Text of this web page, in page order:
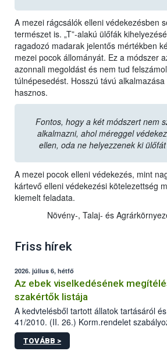
A mezei rágcsálók elleni védekezésben
természet is. „T”-alakú ülőfák
ragadozó madarak jelentős mértékben
mezei pocok állományát. Ez a módszer
azonnali megoldást és nem tud
túlnépesedést. Hosszú távú
hasznos.
Fontos, hogy a két módszert nem
alkalmazni, ahol méreggel
ellen, oda ne helyezzenek ki
A mezei pocok elleni védekezés, mint
kártevő elleni védekezési kötelezettség
kiemelt feladata.
Növény-, Talaj- és
Friss hírek
2026. július 6, hétfő
Az ebek viselkedésének
szakértők listája
A kedvtelésből tartott állatok tartásáról
41/2010. (II. 26.) Korm.rendelet
sérülés, illetve ennek veszélye
hatósági feladatokat, valamint a
TOVÁBB >